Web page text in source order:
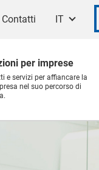
Contatti IT
per imprese
e servizi per affiancare la
nel suo percorso di